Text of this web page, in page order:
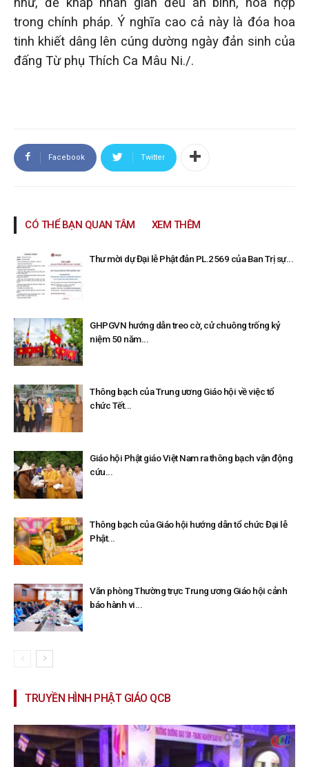
trong chính pháp. Ý nghĩa cao cả này là đóa hoa
tinh khiết dâng lên cúng dường ngày đản sinh của
đấng Từ phụ Thích Ca Mâu Ni./.
Facebook Twitter
CÓ THỂ BẠN QUAN TÂM XEM THÊM
Thư mời dự Đại lễ Phật đản PL.2569 của Ban Trị sự...
GHPGVN hướng dẫn treo cờ, cử chuông trống kỷ
niệm 50 năm...
Thông bạch của Trung ương Giáo hội về việc tổ
chức Tết...
Giáo hội Phật giáo Việt Nam ra thông bạch vận động
cứu...
Thông bạch của Giáo hội hướng dẫn tổ chức Đại lễ
Phật...
Văn phòng Thường trực Trung ương Giáo hội cảnh
báo hành vi...
TRUYỀN HÌNH PHẬT GIÁO QCB